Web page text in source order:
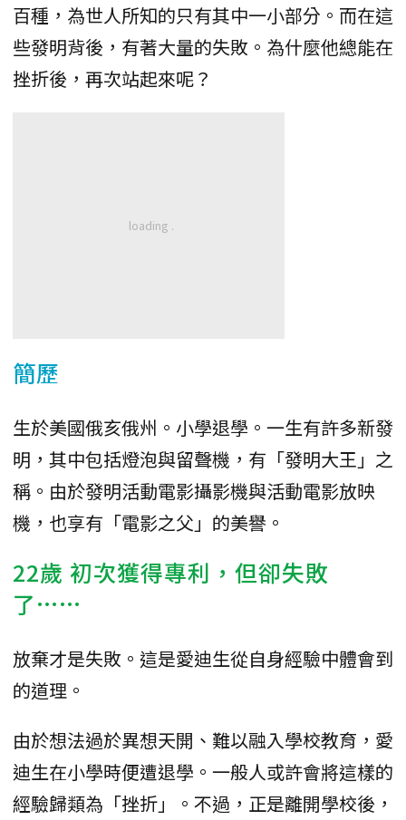
百種，為世人所知的只有其中一小部分。而在這
些發明背後，有著大量的失敗。為什麼他總能在
挫折後，再次站起來呢？
簡歷
生於美國俄亥俄州。小學退學。一生有許多新發
明，其中包括燈泡與留聲機，有「發明大王」之
稱。由於發明活動電影攝影機與活動電影放映
機，也享有「電影之父」的美譽。
22歲 初次獲得專利，但卻失敗
了……
放棄才是失敗。這是愛迪生從自身經驗中體會到
的道理。
由於想法過於異想天開、難以融入學校教育，愛
迪生在小學時便遭退學。一般人或許會將這樣的
經驗歸類為「挫折」。不過，正是離開學校後，